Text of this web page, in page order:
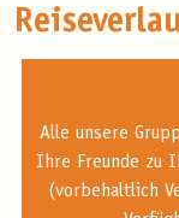
Alle unsere
Ihre Freunde zu
(vorbehaltlich